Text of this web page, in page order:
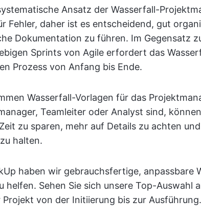
Ansatz der Wasserfall-
Fehler, daher ist es entscheidend, gut
Dokumentation zu führen. Im Gegensatz
Sprints von Agile erfordert das
Prozess von Anfang bis Ende.
Wasserfall-Vorlagen für das
Teamleiter oder Analyst sind,
zu sparen, mehr auf Details zu achten
halten.
haben wir gebrauchsfertige, anpassbare
helfen. Sehen Sie sich unsere Top-Auswahl
Projekt von der Initiierung bis zur Ausführung.